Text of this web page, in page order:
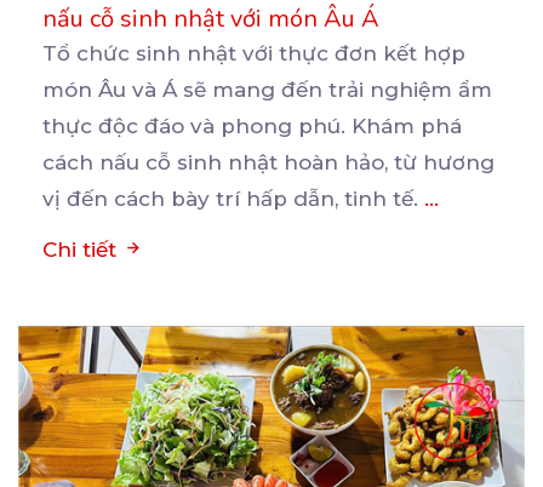
nấu cỗ sinh nhật với món Âu Á
Tổ chức sinh nhật với thực đơn kết hợp
món Âu và Á sẽ mang đến trải nghiệm ẩm
thực độc đáo và phong phú. Khám phá
cách nấu cỗ sinh nhật hoàn hảo, từ hương
vị đến cách bày trí hấp dẫn, tinh tế. ...
Chi tiết